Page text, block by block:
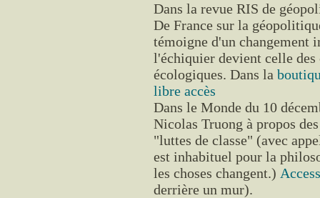
Dans la revue RIS de
De France sur la
témoigne d'un changement
l'échiquier devient celle des
écologiques. Dans la
libre accès
Dans le Monde du 10
Nicolas Truong à propos
"luttes de classe" (avec
est inhabituel pour la
les choses changent.)
derrière un mur).